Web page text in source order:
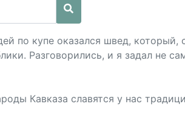
по купе оказался швед, который,
Разговорились, и я задал не
Кавказа славятся у нас